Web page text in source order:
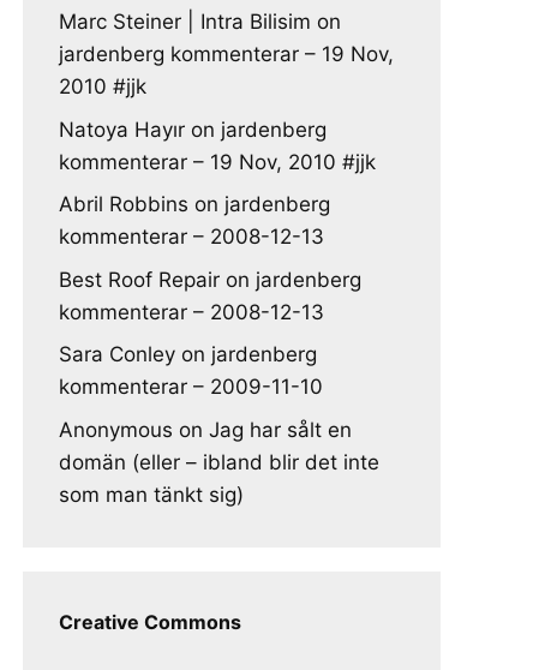
Marc Steiner | Intra Bilisim on
jardenberg kommenterar – 19 Nov,
2010 #jjk
Natoya Hayır on jardenberg
kommenterar – 19 Nov, 2010 #jjk
Abril Robbins on jardenberg
kommenterar – 2008-12-13
Best Roof Repair on jardenberg
kommenterar – 2008-12-13
Sara Conley on jardenberg
kommenterar – 2009-11-10
Anonymous on Jag har sålt en
domän (eller – ibland blir det inte
som man tänkt sig)
Creative Commons